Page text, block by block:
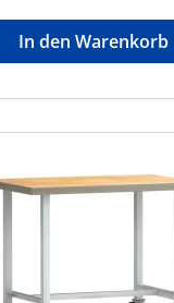
In den Warenkorb